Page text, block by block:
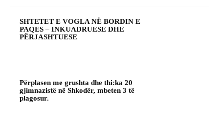
SHTETET E VOGLA NË BORDIN E
PAQES – INKUADRUESE DHE
PËRJASHTUESE
Përplasen me grushta dhe thi:ka 20
gjimnazistë në Shkodër, mbeten 3 të
plagosur.